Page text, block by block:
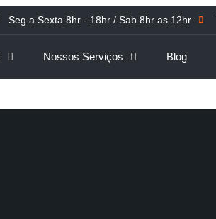
Seg a Sexta 8hr - 18hr / Sab 8hr as 12hr
Nossos Serviços Blog